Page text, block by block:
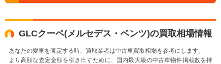
GLCクーペ(メルセデス・ベンツ)の買取相場情報
あなたの愛車を査定する時、買取業者は中古車買取相場を参考にします。
より高額な査定金額を引き出すために、国内最大級の中古車物件掲載数を持